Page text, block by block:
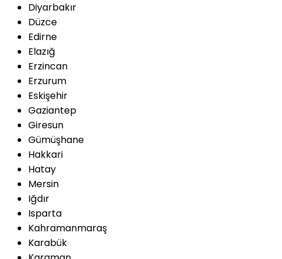
Diyarbakır
Düzce
Edirne
Elazığ
Erzincan
Erzurum
Eskişehir
Gaziantep
Giresun
Gümüşhane
Hakkari
Hatay
Mersin
Iğdır
Isparta
Kahramanmaraş
Karabük